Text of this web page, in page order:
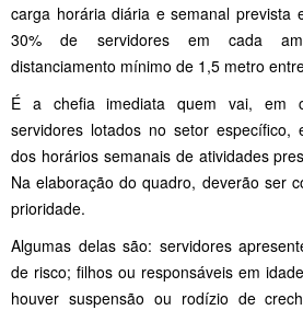
carga horária diária e semanal prevista
30% de servidores em cada
distanciamento mínimo de 1,5 metro
É a chefia imediata quem vai, em
servidores lotados no setor específico,
dos horários semanais de atividades
Na elaboração do quadro, deverão ser
prioridade.
Algumas delas são: servidores
de risco; filhos ou responsáveis em
houver suspensão ou rodízio de